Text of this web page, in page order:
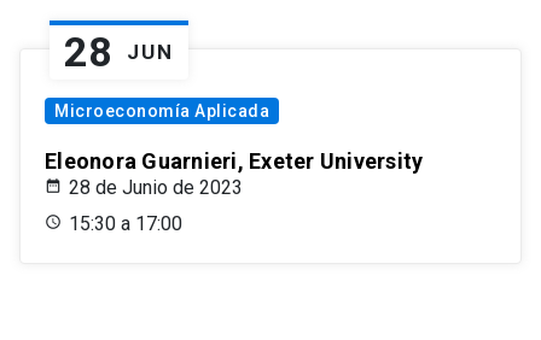
28 JUN
Microeconomía Aplicada
Eleonora Guarnieri, Exeter University
28 de Junio de 2023
15:30 a 17:00